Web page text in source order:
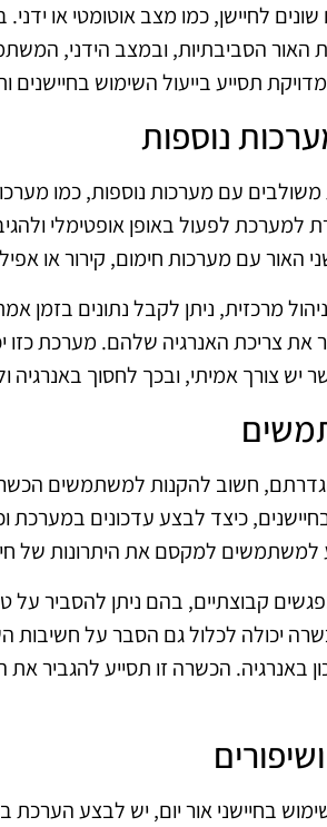
לחיישן, כמו מצב אוטומטי או
הסביבתיות, ובמצב הידני,
תסייע בייעול השימוש בחיישנים
נוספות
משולבים עם מערכות נוספות, כמו
למערכת לפעול באופן אופטימלי
האור עם מערכות חימום, קירור או
מרכזית, ניתן לקבל נתונים
את צריכת האנרגיה שלהם. מערכת כזו
צורך אמיתי, ובכך לחסוך באנרגיה
חשוב להקנות למשתמשים
כיצד לבצע עדכונים
למשתמשים למקסם את היתרונות של
קבוצתיים, בהם ניתן להסביר על
יכולה לכלול גם הסבר על
באנרגיה. הכשרה זו תסייע להגביר
בחיישני אור יום, יש לבצע הערכת